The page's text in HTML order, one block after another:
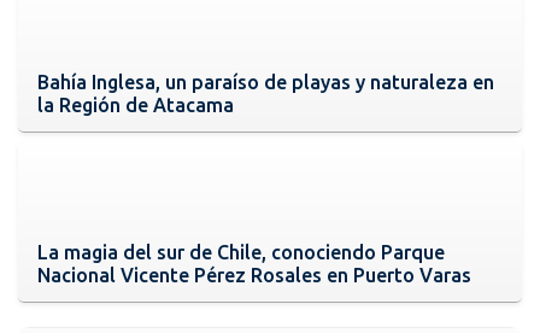
Bahía Inglesa, un paraíso de playas y naturaleza en
la Región de Atacama
La magia del sur de Chile, conociendo Parque
Nacional Vicente Pérez Rosales en Puerto Varas